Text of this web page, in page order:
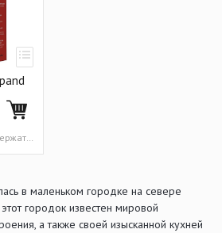
153.5 - 220.8 мм (размеры держателя) Италия
в маленьком городке на севере
городок известен мировой
а также своей изысканной кухней